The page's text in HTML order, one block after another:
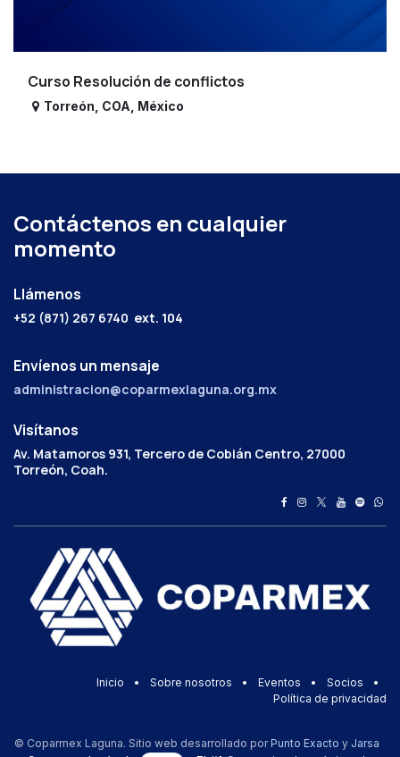
Curso Resolución de conflictos
Torreón COA México
Contáctenos en cualquier
momento
Llámenos
+52 (871) 267 6740 ext. 104
Envíenos un mensaje
administracion@coparmexlaguna.org.mx
Visítanos
Av. Matamoros 931, Tercero de Cobián Centro, 27000
Torreón, Coah.
Inicio • Sobre nosotros • Eventos • Socios
•
Política de privacidad
© Coparmex Laguna. Sitio web desarrollado por Punto Exacto y Jarsa